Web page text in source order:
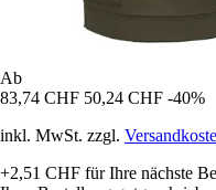
Ab
83,74 CHF 50,24 CHF -40%
inkl. MwSt. zzgl.
+2,51 CHF für Ihre nächste